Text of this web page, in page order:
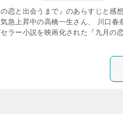
の恋と出会うまで』のあらすじと感
急上昇中の高橋一生さん、 川口春
ラー小説を映画化された『九月の